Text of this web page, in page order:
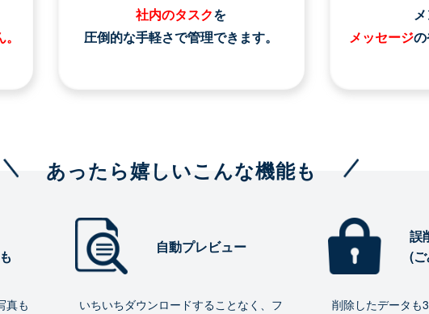
社内のタスクを
圧倒的な手軽さで管理できます。
メッセージ
あったら嬉しいこんな機能も
真も
自動プレビュー
いちいちダウンロードすることなく、フ
誤
(
削除したデータも